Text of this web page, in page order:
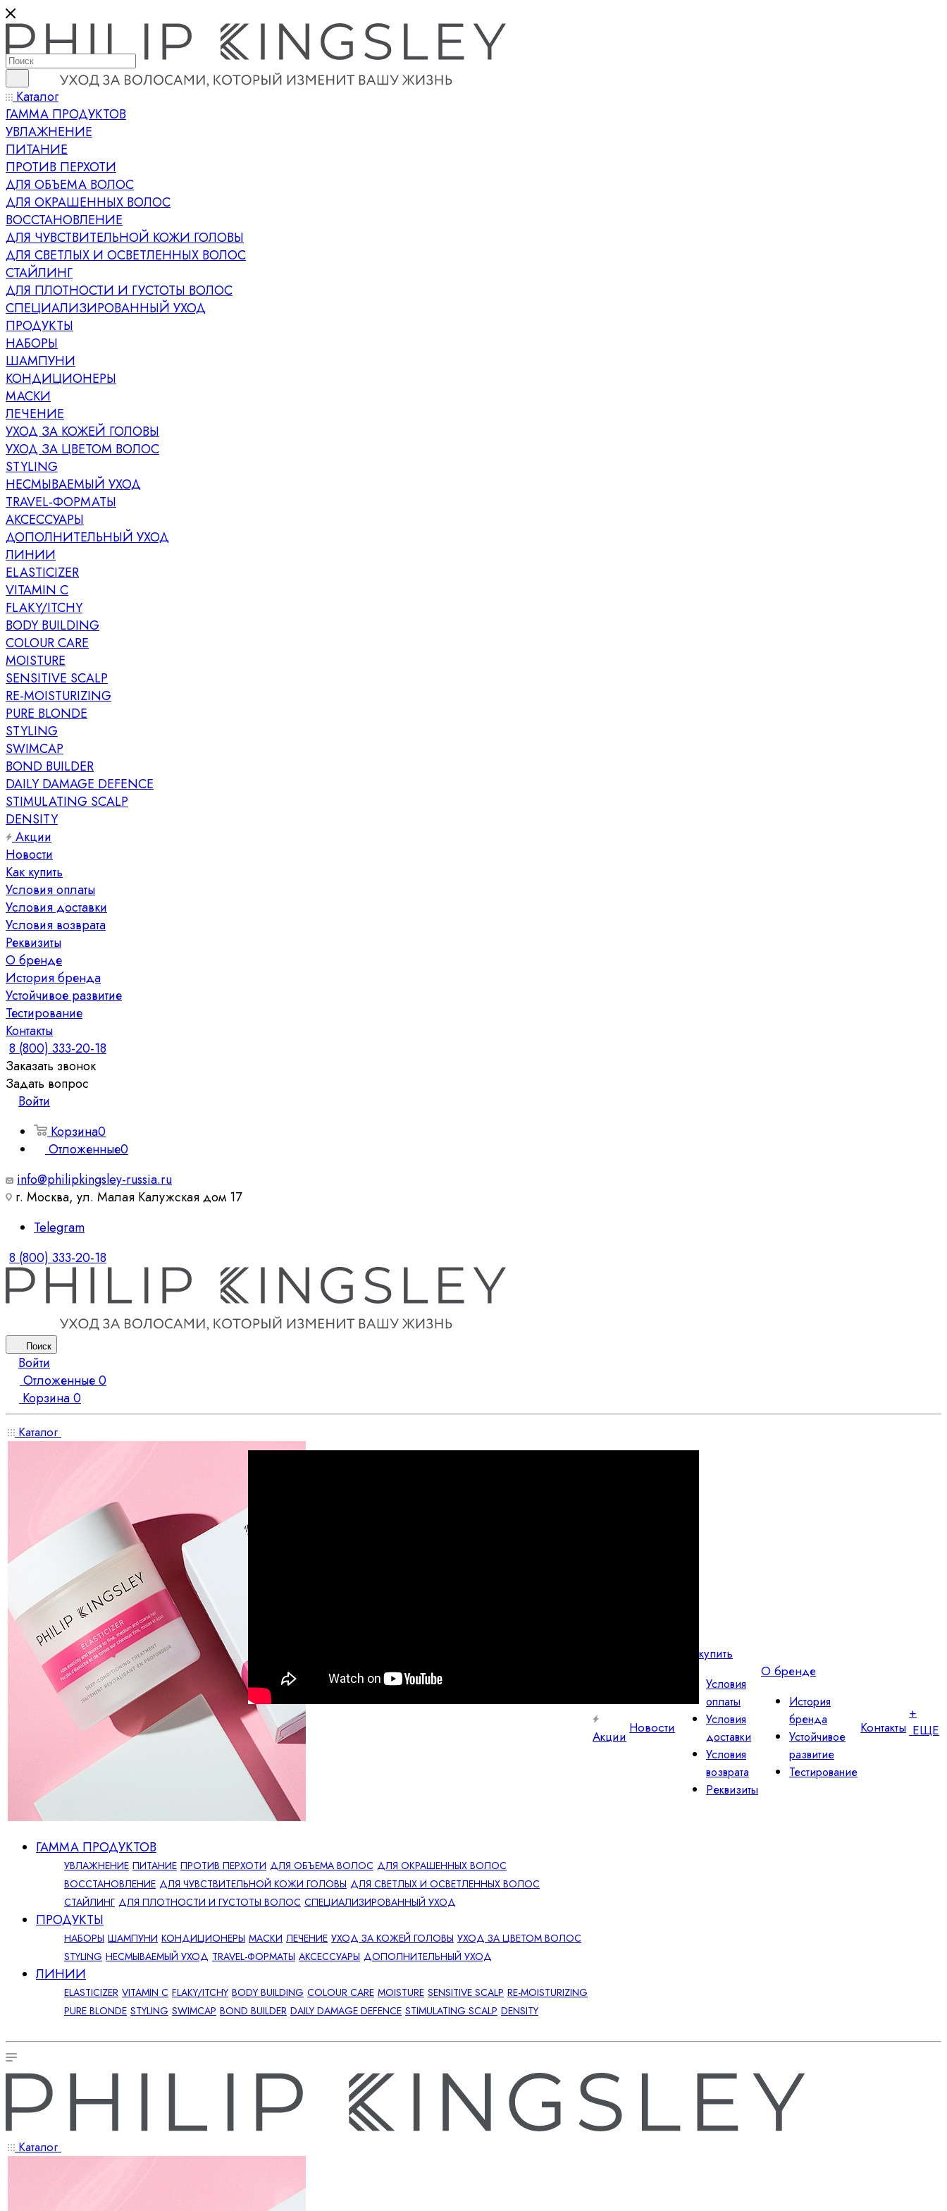
Каталог
ГАММА ПРОДУКТОВ
УВЛАЖНЕНИЕ
ПИТАНИЕ
ПРОТИВ ПЕРХОТИ
ДЛЯ ОБЪЕМА ВОЛОС
ДЛЯ ОКРАШЕННЫХ ВОЛОС
ВОССТАНОВЛЕНИЕ
ДЛЯ ЧУВСТВИТЕЛЬНОЙ КОЖИ ГОЛОВЫ
ДЛЯ СВЕТЛЫХ И ОСВЕТЛЕННЫХ ВОЛОС
СТАЙЛИНГ
ДЛЯ ПЛОТНОСТИ И ГУСТОТЫ ВОЛОС
СПЕЦИАЛИЗИРОВАННЫЙ УХОД
ПРОДУКТЫ
НАБОРЫ
ШАМПУНИ
КОНДИЦИОНЕРЫ
МАСКИ
ЛЕЧЕНИЕ
УХОД ЗА КОЖЕЙ ГОЛОВЫ
УХОД ЗА ЦВЕТОМ ВОЛОС
STYLING
НЕСМЫВАЕМЫЙ УХОД
TRAVEL-ФОРМАТЫ
АКСЕССУАРЫ
ДОПОЛНИТЕЛЬНЫЙ УХОД
ЛИНИИ
ELASTICIZER
VITAMIN C
FLAKY/ITCHY
BODY BUILDING
COLOUR CARE
MOISTURE
SENSITIVE SCALP
RE-MOISTURIZING
PURE BLONDE
STYLING
SWIMCAP
BOND BUILDER
DAILY DAMAGE DEFENCE
STIMULATING SCALP
DENSITY
Акции
Новости
Как купить
Условия оплаты
Условия доставки
Условия возврата
Реквизиты
О бренде
История бренда
Устойчивое развитие
Тестирование
Контакты
8 (800) 333-20-18
Заказать звонок
Задать вопрос
Войти
Корзина0
Отложенные0
info@philipkingsley-russia.ru
г. Москва, ул. Малая Калужская дом 17
Telegram
8 (800) 333-20-18
Поиск
Войти
Отложенные0
Корзина0
Каталог
ГАММА ПРОДУКТОВ
УВЛАЖНЕНИЕ ПИТАНИЕ ПРОТИВ ПЕРХОТИ ДЛЯ ОБЪЕМА ВОЛОС ДЛЯ ОКРАШЕННЫХ ВОЛОС
ВОССТАНОВЛЕНИЕ ДЛЯ ЧУВСТВИТЕЛЬНОЙ КОЖИ ГОЛОВЫ ДЛЯ СВЕТЛЫХ И ОСВЕТЛЕННЫХ ВОЛОС
СТАЙЛИНГ ДЛЯ ПЛОТНОСТИ И ГУСТОТЫ ВОЛОС СПЕЦИАЛИЗИРОВАННЫЙ УХОД
ПРОДУКТЫ
НАБОРЫ ШАМПУНИ КОНДИЦИОНЕРЫ МАСКИ ЛЕЧЕНИЕ УХОД ЗА КОЖЕЙ ГОЛОВЫ УХОД ЗА ЦВЕТОМ ВОЛОС
STYLING НЕСМЫВАЕМЫЙ УХОД TRAVEL-ФОРМАТЫ АКСЕССУАРЫ ДОПОЛНИТЕЛЬНЫЙ УХОД
ЛИНИИ
ELASTICIZER VITAMIN C FLAKY/ITCHY BODY BUILDING COLOUR CARE MOISTURE SENSITIVE SCALP RE-MOISTURIZING
PURE BLONDE STYLING SWIMCAP BOND BUILDER DAILY DAMAGE DEFENCE STIMULATING SCALP DENSITY
Акции
Новости
Как купить
Условия
оплаты
Условия
доставки
Условия
возврата
Реквизиты
О бренде
История
бренда
Устойчивое
развитие
Тестирование
Контакты
+
ЕЩЕ
Каталог